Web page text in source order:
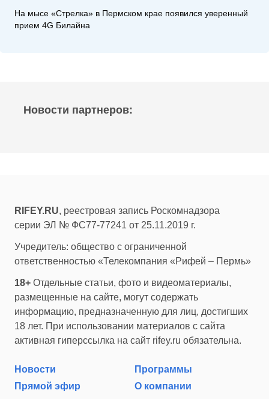
На мысе «Стрелка» в Пермском крае появился уверенный
прием 4G Билайна
Новости партнеров:
RIFEY.RU, реестровая запись Роскомнадзора
серии ЭЛ № ФС77-77241 от 25.11.2019 г.
Учредитель: общество с ограниченной
ответственностью «Телекомпания «Рифей – Пермь»
18+ Отдельные статьи, фото и видеоматериалы,
размещенные на сайте, могут содержать
информацию, предназначенную для лиц, достигших
18 лет. При использовании материалов с сайта
активная гиперссылка на сайт rifey.ru обязательна.
Новости
Программы
Прямой эфир
О компании